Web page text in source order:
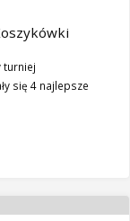
turniej
się 4 najlepsze